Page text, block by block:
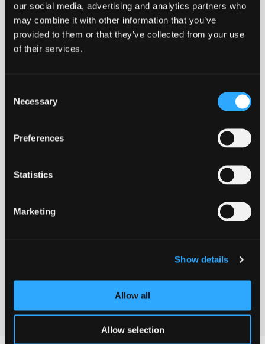
our social media, advertising and analytics partners who
may combine it with other information that you’ve
provided to them or that they’ve collected from your use
of their services.
Selection
Necessary
Preferences
Statistics
Marketing
Show details
Allow all
Allow selection
NORDISK
PRODUCERET
VEDLIGEHOLDELSESFRI
ADV
ISO4001
BELASTNINGS KLASSER